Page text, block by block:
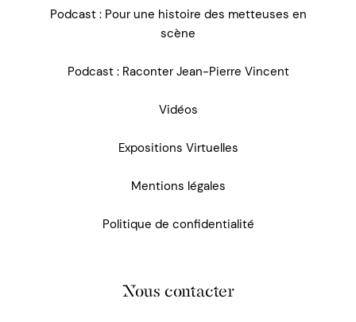
Podcast : Pour une histoire des metteuses en
scène
Podcast : Raconter Jean-Pierre Vincent
Vidéos
Expositions Virtuelles
Mentions légales
Politique de confidentialité
Nous contacter